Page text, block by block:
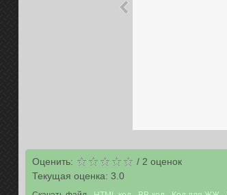
Оценить: / 2 оценок
Текущая оценка: 3.0